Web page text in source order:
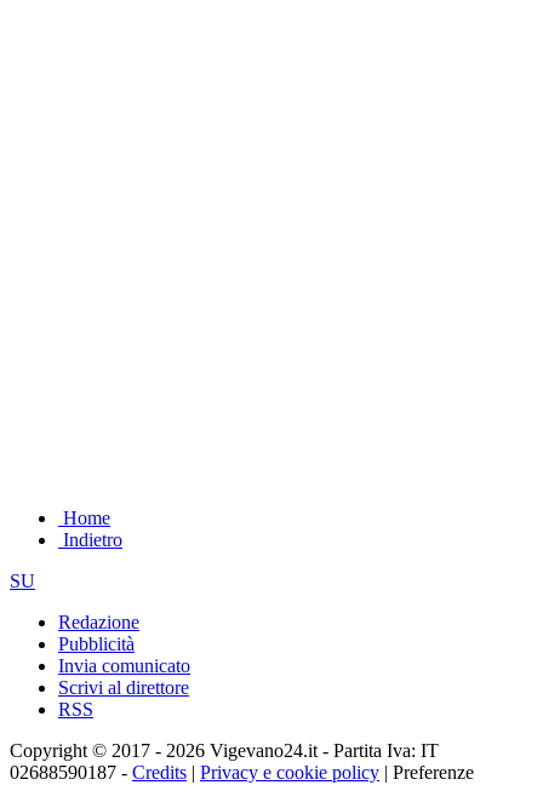
Home
Indietro
SU
Redazione
Pubblicità
Invia comunicato
Scrivi al direttore
RSS
Copyright © 2017 - 2026 Vigevano24.it - Partita Iva: IT
02688590187 - Credits | Privacy e cookie policy | Preferenze